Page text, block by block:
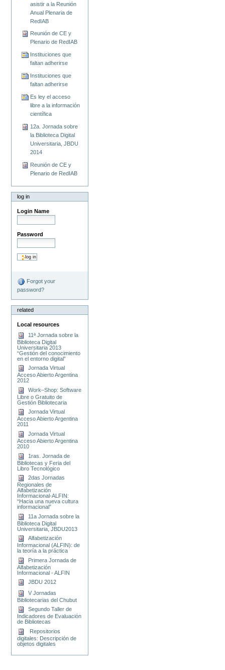
asistir a la Reunión
Anual Plenaria de
RedIAB
Reunión de CE y
Plenario de RedIAB
Instituciones que
faltan adherirse
Instituciones que
faltan adherirse
Es ley el acceso
libre a la información
científica
12a. Jornada sobre
la Biblioteca Digital
Universitaria, JBDU
2014
Reunión de CE y
Plenario de RedIAB
log in
Login Name
Password
Forgot your
password?
related
Local resources
11ª Jornada sobre la
Biblioteca Digital
Universitaria 2013
“Gestión del conocimiento
en el entorno digital”
Jornada Virtual
Acceso Abierto Argentina
2012
Work–Shop: Software
Libre o Gratuito de
Gestión Bibliotecaria
Jornada Virtual
Acceso Abierto Argentina
2011
Jornada Virtual
Acceso Abierto Argentina
2010
1ras. Jornada de
Bibliotecas y Feria del
Libro Tecnológico
2das Jornadas
Regionales de
Alfabetización
Informacional-ALFIN:
“Hacia una nueva cultura
informacional”
11a Jornada sobre la
Biblioteca Digital
Universitaria, JBDU2013
Alfabetización
Informacional (ALFIN): de
la teoría a la práctica
Primera Jornada de
Alfabetización
Informacional - ALFIN
JBDU 2012
V Jornadas
Bibliotecarias del Chubut
Segundo Taller de
Indicadores de Evaluación
de Bibliotecas
Repositorios
digitales: Descripción de
objetos digitales